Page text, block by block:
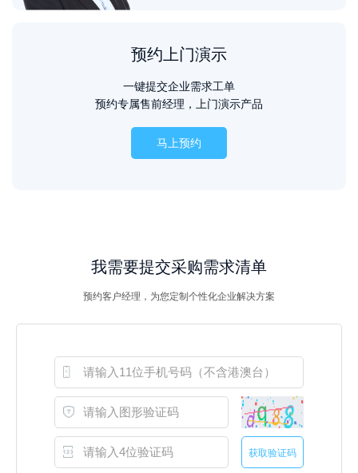
预约上门演示
一键提交企业需求工单
预约专属售前经理，上门演示产品
马上预约
我需要提交采购需求清单
预约客户经理，为您定制个性化企业解决方案
获取验证码